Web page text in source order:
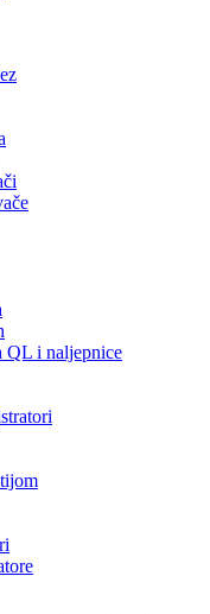
QL i naljepnice